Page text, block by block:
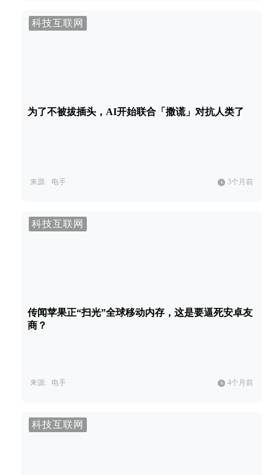
科技互联网
为了不被拔插头，AI开始联合「撒谎」对抗人类了
来源: 电手 3个月前
科技互联网
传闻苹果正“扫光”全球移动内存，这是要逼死安卓友
商？
来源: 电手 4个月前
科技互联网